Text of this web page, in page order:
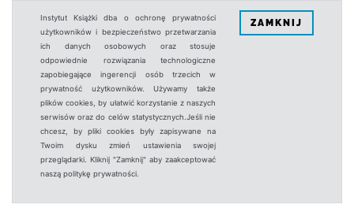
Instytut Książki dba o ochronę prywatności
użytkowników i bezpieczeństwo przetwarzania
ich danych osobowych oraz stosuje
odpowiednie rozwiązania technologiczne
zapobiegające ingerencji osób trzecich w
prywatność użytkowników. Używamy także
plików cookies, by ułatwić korzystanie z naszych
serwisów oraz do celów statystycznych.Jeśli nie
chcesz, by pliki cookies były zapisywane na
Twoim dysku zmień ustawienia swojej
przeglądarki. Kliknij "Zamknij" aby zaakceptować
naszą politykę prywatności.
ZAMKNIJ